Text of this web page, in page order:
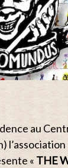
au
l’association
« THE